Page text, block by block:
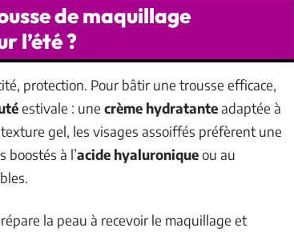
de maquillage
l’été ?
protection. Pour bâtir une trousse efficace,
estivale : une crème hydratanteadaptée à
gel, les visages assoiffés préfèrent une
boostés à l’acide hyaluroniqueou au
la peau à recevoir le maquillage et